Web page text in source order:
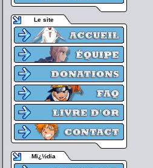
Le site
Mï¿½dia